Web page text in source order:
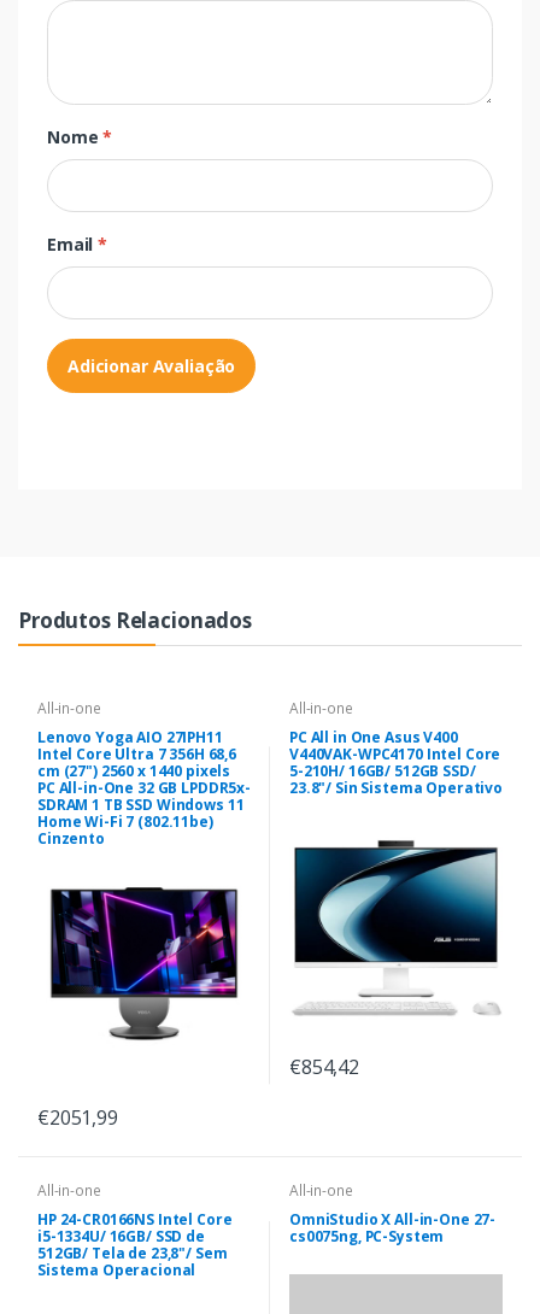
Nome*
Email*
Adicionar Avaliação
Produtos Relacionados
All-in-one
Lenovo Yoga AIO 27IPH11
Intel Core Ultra 7 356H 68,6
cm (27") 2560 x 1440 pixels
PC All-in-One 32 GB LPDDR5x-
SDRAM 1 TB SSD Windows 11
Home Wi-Fi 7 (802.11be)
Cinzento
€2051,99
All-in-one
PC All in One Asus V400
V440VAK-WPC4170 Intel Core
5-210H/ 16GB/ 512GB SSD/
23.8"/ Sin Sistema Operativo
€854,42
All-in-one
HP 24-CR0166NS Intel Core
i5-1334U/ 16GB/ SSD de
512GB/ Tela de 23,8"/ Sem
Sistema Operacional
All-in-one
OmniStudio X All-in-One 27-
cs0075ng, PC-System